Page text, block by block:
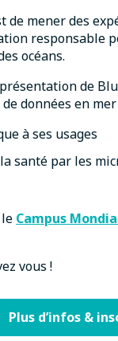
de mener des
responsable
océans.
de
données en
à ses usages
santé par les
Campus
vous !
Plus d’infos &